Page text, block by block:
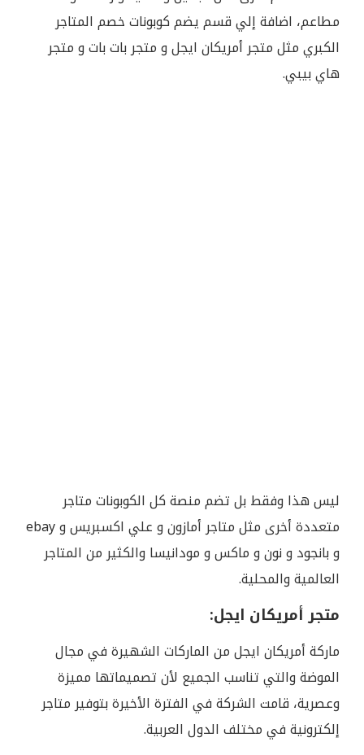
مطاعم، اضافة إلي قسم يضم كوبونات خصم المتاجر
الكبري مثل متجر أمريكان ايجل و متجر بات بات و متجر
هاي بيبي.
ليس هذا وفقط بل تضم منصة كل الكوبونات متاجر
متعددة أخرى مثل متاجر أمازون و علي اكسبريس و ebay
و بانجود و نون و ماكس و مودانيسا والكثير من المتاجر
العالمية والمحلية.
متجر أمريكان ايجل:
ماركة أمريكان ايجل من الماركات الشهيرة في مجال
الموضة والتي تناسب الجميع لأن تصميماتها مميزة
وعصرية، قامت الشركة في الفترة الأخيرة بتوفير متاجر
إلكترونية في مختلف الدول العربية.